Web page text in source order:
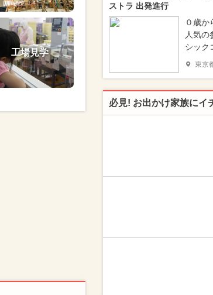
工場見学
ストラ 出発進行
０歳か
人気の
シック
東京
必見! お出かけ家族にイ